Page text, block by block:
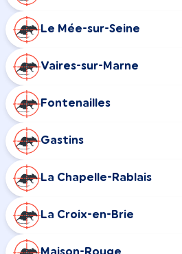
Le Mée-sur-Seine
Vaires-sur-Marne
Fontenailles
Gastins
La Chapelle-Rablais
La Croix-en-Brie